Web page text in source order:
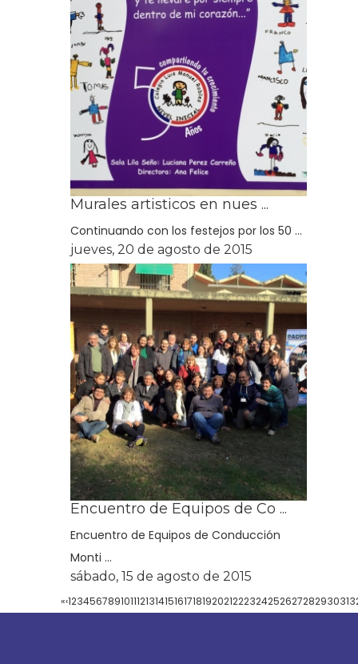
Murales artisticos en nues ...
Continuando con los festejos por los 50 ...
jueves, 20 de agosto de 2015
Encuentro de Equipos de Co ...
Encuentro de Equipos de Conducción
Monti ...
sábado, 15 de agosto de 2015
«‹12345678910111213141516171819202122232425262728293031